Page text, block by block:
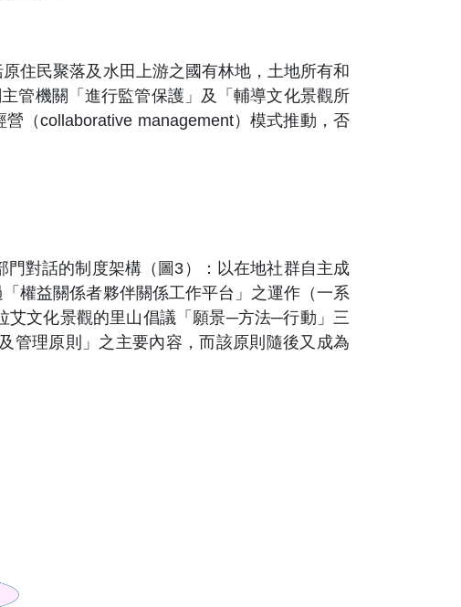
住民聚落及水田上游之國有林地，土地所有和
管機關「進行監管保護」及「輔導文化景觀所
（collaborative management）模式推動，否
對話的制度架構（圖3）：以在地社群自主成
權益關係者夥伴關係工作平台」之運作（一系
艾文化景觀的里山倡議「願景─方法─行動」三
管理原則」之主要內容，而該原則隨後又成為